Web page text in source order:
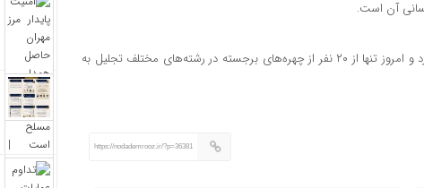
آن است.
هلشی گفت: سراسر استان ایلام، صدها هنرمند شایسته تجلیل دارد و امروز تنها از ۲۰ نفر از چهره‌های برجسته در رشته‌های مختلف تجلیل به
https://nodademrooz.ir/?p=36381